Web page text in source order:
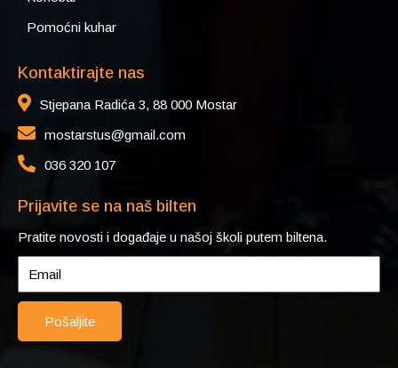
Pomoćni kuhar
Kontaktirajte nas
Stjepana Radića 3, 88 000 Mostar
mostarstus@gmail.com
036 320 107
Prijavite se na naš bilten
Pratite novosti i događaje u našoj školi putem biltena.
Pošaljite